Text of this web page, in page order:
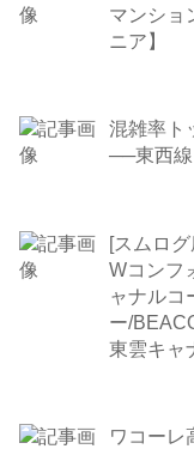
マンショ
ニア】
混雑率ト
──東西線
[スムロ
Wコンフ
ャナルコ
ー/
東雲キャ
ワコー